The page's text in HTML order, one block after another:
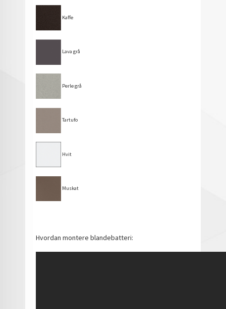
Kaffe
Lava grå
Perle grå
Tartufo
Hvit
Muskat
Hvordan montere blandebatteri: